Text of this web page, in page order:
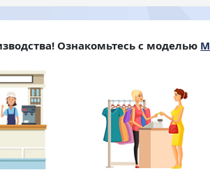
Ознакомьтесь с моделью